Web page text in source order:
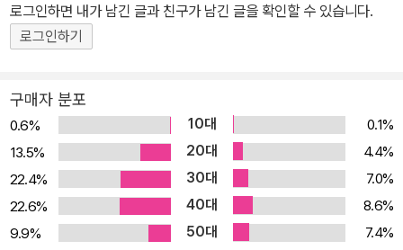
나 아렌트는 자신의 저서에 관한 질문에 꼼꼼히 각주를 달고 오독된
것을 바로잡으며, 두 번의 망명과 그 뒤의 삶 속에서 자신이 보아온 세
는지 왜곡되지 않은 이야기를 들을 수 있다. 특히 1973년의 인터뷰는
한나 아렌트가 세상을 뜨기 이태 전에 가진 생전 마지막 인터뷰다. 이
대화에서 한나 아렌트는 민주주의와 전체주의의 문제, 디아스포라 유
대인의 정체성 문제, 유대교와 기독교라는 종교의 문제, 그리고 저서
들에 관한 뒷이야기 등 자신의 삶을 관통하는 주제들에 관해 학자로
서, 인간으로서 깊은 말을 전한다. 나는 이제 바깥에서 상황을 봐요.
로그인하면 내가 남긴 글과 친구가 남긴 글을 확인할 수 있습니다.
로그인하기
구매자 분포
0.6% 10대
0.1%
13.5%
20대
4.4%
22.4%
30대
7.0%
22.6%
40대
8.6%
9.9%
50대
7.4%